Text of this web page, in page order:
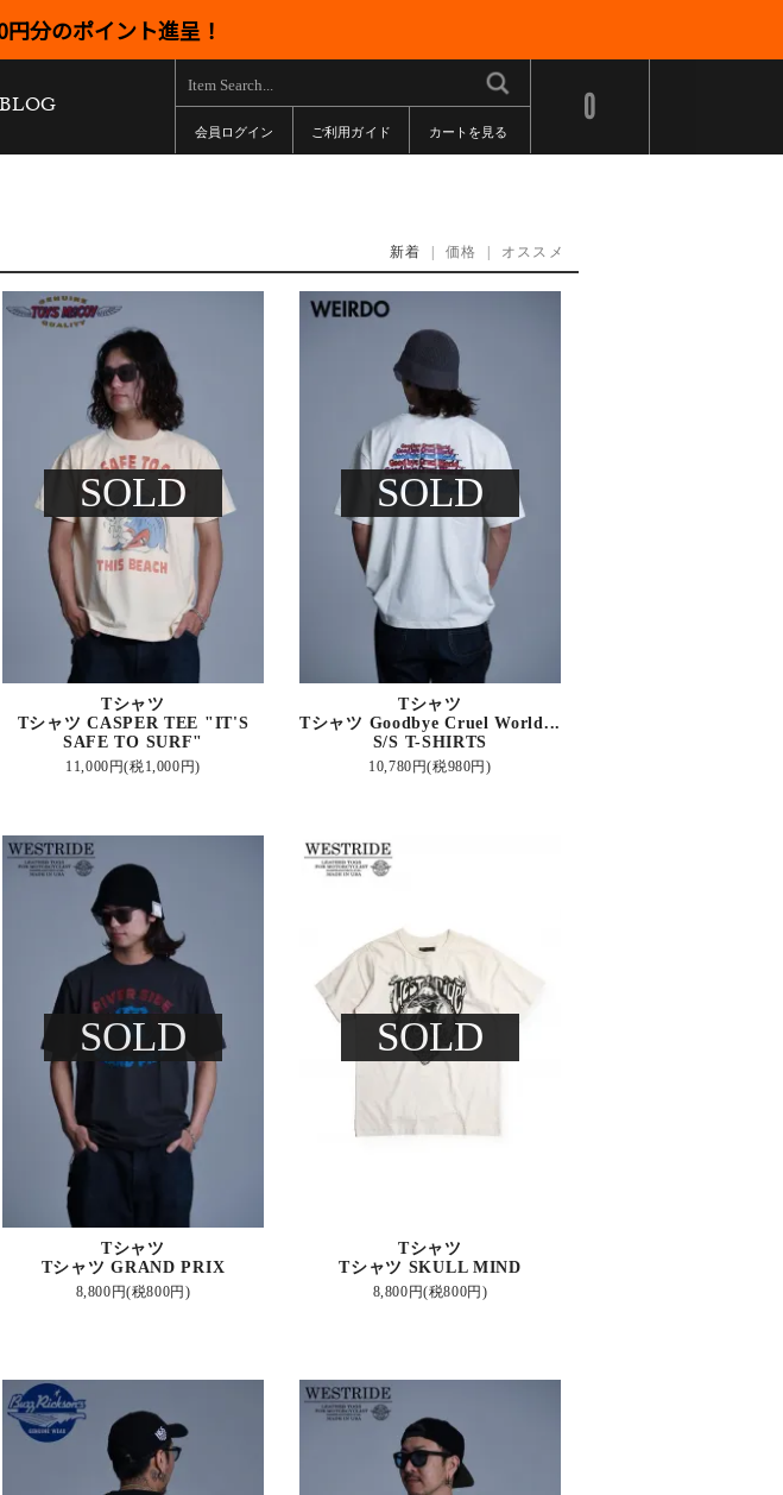
分のポイント進呈！
BLOG 0
会員ログイン ご利用ガイド カートを見る
新着 価格 オススメ
SOLD
Tシャツ
Tシャツ CASPER TEE "IT'S
SAFE TO SURF"
11,000円(税1,000円)
SOLD
Tシャツ
Tシャツ Goodbye Cruel World...
S/S T-SHIRTS
10,780円(税980円)
SOLD
Tシャツ
Tシャツ GRAND PRIX
8,800円(税800円)
SOLD
Tシャツ
Tシャツ SKULL MIND
8,800円(税800円)